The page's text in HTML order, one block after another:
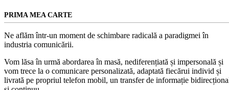
PRIMA MEA CARTE
Ne aflăm într-un moment de schimbare radicală a paradigmei în
industria comunicării.
Vom lăsa în urmă abordarea în masă, nediferențiată și impersonală și
vom trece la o comunicare personalizată, adaptată fiecărui individ și
livrată pe propriul telefon mobil, un transfer de informație